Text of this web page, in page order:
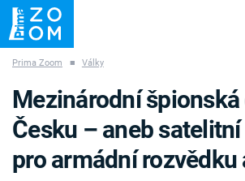
ZÁHADY VETŘELCI DÁVNOVĚKU
Prima Zoom ■ Války
Mezinárodní
Česku – aneb
pro armádní rozvědku